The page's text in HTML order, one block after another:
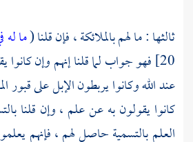
ثالثها : ما لهم بالملائكة ، فإن قلنا (ما
20] فهو جواب لما قلنا إنهم وإن
عند الله وكانوا يربطون الإبل على قبور
كانوا يقولون به عن علم ، وإن قلنا
العلم بالتسمية حاصل لهم ، فإنهم